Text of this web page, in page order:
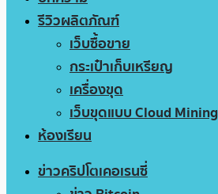
รีวิวผลิตภัณฑ์
เว็บซื้อขาย
กระเป๋าเก็บเหรียญ
เครื่องขุด
เว็บขุดแบบ Cloud Mining
ห้องเรียน
ข่าวคริปโตเคอเรนซี่